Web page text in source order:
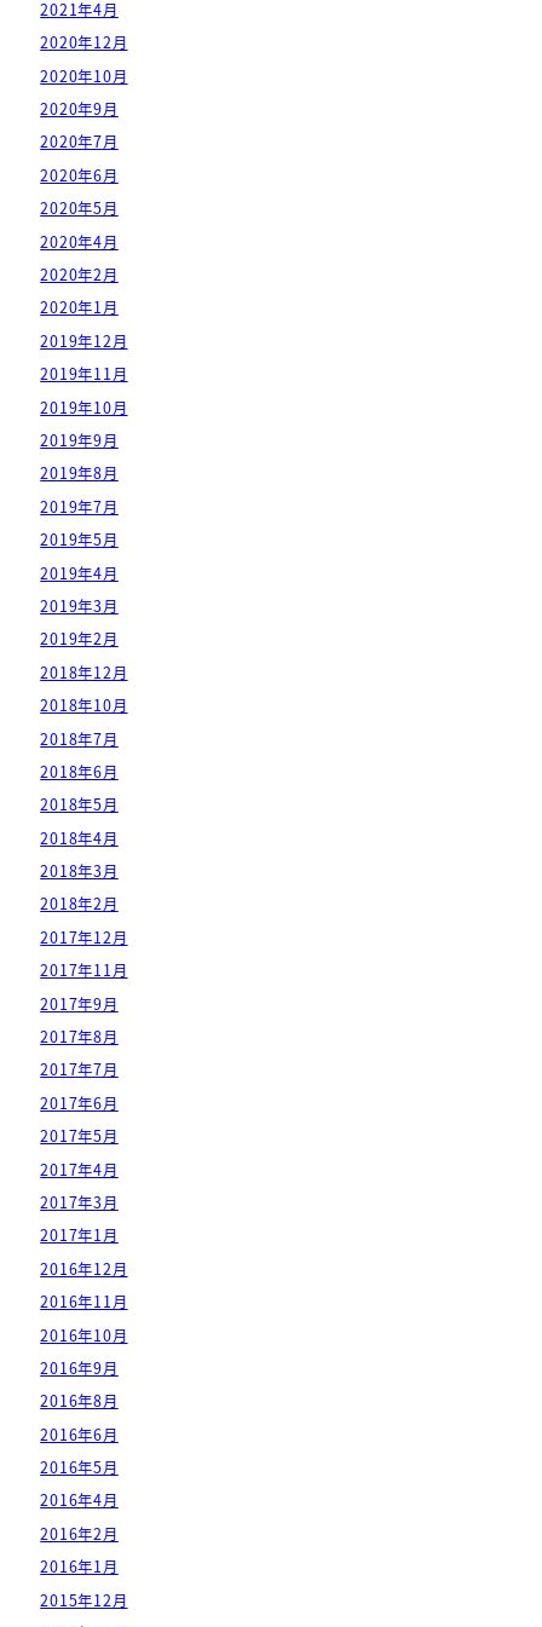
2021年4月
2020年12月
2020年10月
2020年9月
2020年7月
2020年6月
2020年5月
2020年4月
2020年2月
2020年1月
2019年12月
2019年11月
2019年10月
2019年9月
2019年8月
2019年7月
2019年5月
2019年4月
2019年3月
2019年2月
2018年12月
2018年10月
2018年7月
2018年6月
2018年5月
2018年4月
2018年3月
2018年2月
2017年12月
2017年11月
2017年9月
2017年8月
2017年7月
2017年6月
2017年5月
2017年4月
2017年3月
2017年1月
2016年12月
2016年11月
2016年10月
2016年9月
2016年8月
2016年6月
2016年5月
2016年4月
2016年2月
2016年1月
2015年12月